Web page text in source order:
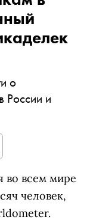
о
России и
во всем мире
человек,